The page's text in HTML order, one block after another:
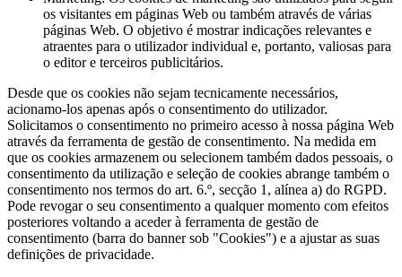
os visitantes em páginas Web ou também através de várias
páginas Web. O objetivo é mostrar indicações relevantes e
atraentes para o utilizador individual e, portanto, valiosas para
o editor e terceiros publicitários.
Desde que os cookies não sejam tecnicamente necessários,
acionamo-los apenas após o consentimento do utilizador.
Solicitamos o consentimento no primeiro acesso à nossa página Web
através da ferramenta de gestão de consentimento. Na medida em
que os cookies armazenem ou selecionem também dados pessoais, o
consentimento da utilização e seleção de cookies abrange também o
consentimento nos termos do art. 6.º, secção 1, alínea a) do RGPD.
Pode revogar o seu consentimento a qualquer momento com efeitos
posteriores voltando a aceder à ferramenta de gestão de
consentimento (barra do banner sob "Cookies") e a ajustar as suas
definições de privacidade.